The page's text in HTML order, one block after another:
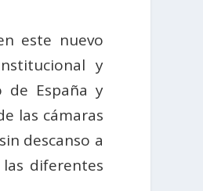
este nuevo
y
de España y
las cámaras
descanso a
diferentes